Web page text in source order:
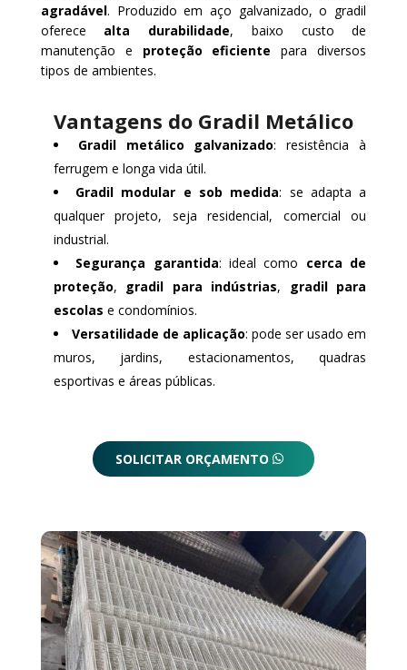
agradável. Produzido em aço galvanizado, o gradil
oferece alta durabilidade, baixo custo de
manutenção e proteção eficiente para diversos
tipos de ambientes.
Vantagens do Gradil Metálico
Gradil metálico galvanizado: resistência à
ferrugem e longa vida útil.
Gradil modular e sob medida: se adapta a
qualquer projeto, seja residencial, comercial ou
industrial.
Segurança garantida: ideal como cerca de
proteção, gradil para indústrias, gradil para
escolas e condomínios.
Versatilidade de aplicação: pode ser usado em
muros, jardins, estacionamentos, quadras
esportivas e áreas públicas.
SOLICITAR ORÇAMENTO